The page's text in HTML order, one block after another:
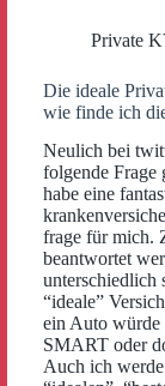
Private
Die ideale
wie finde ich
Neulich bei
folgende Frage
habe eine
frage für mich.
beantwortet
unterschiedlich
“ideale”
ein Auto würde
SMART oder
Auch ich